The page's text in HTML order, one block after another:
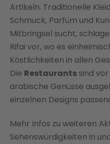
Artikeln. Traditionelle
Schmuck, Parfüm und
Mitbringsel sucht,
Rifai vor, wo es
Köstlichkeiten in allen
Die Restaurants sind
arabische Genüsse
einzelnen Designs
Mehr Infos zu weiteren
Sehenswürdigkeiten in